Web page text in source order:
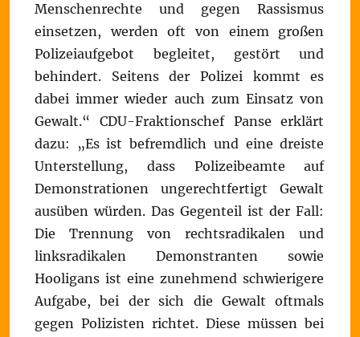
Menschenrechte und gegen Rassismus
einsetzen, werden oft von einem großen
Polizeiaufgebot begleitet, gestört und
behindert. Seitens der Polizei kommt es
dabei immer wieder auch zum Einsatz von
Gewalt.“ CDU-Fraktionschef Panse erklärt
dazu: „Es ist befremdlich und eine dreiste
Unterstellung, dass Polizeibeamte auf
Demonstrationen ungerechtfertigt Gewalt
ausüben würden. Das Gegenteil ist der Fall:
Die Trennung von rechtsradikalen und
linksradikalen Demonstranten sowie
Hooligans ist eine zunehmend schwierigere
Aufgabe, bei der sich die Gewalt oftmals
gegen Polizisten richtet. Diese müssen bei